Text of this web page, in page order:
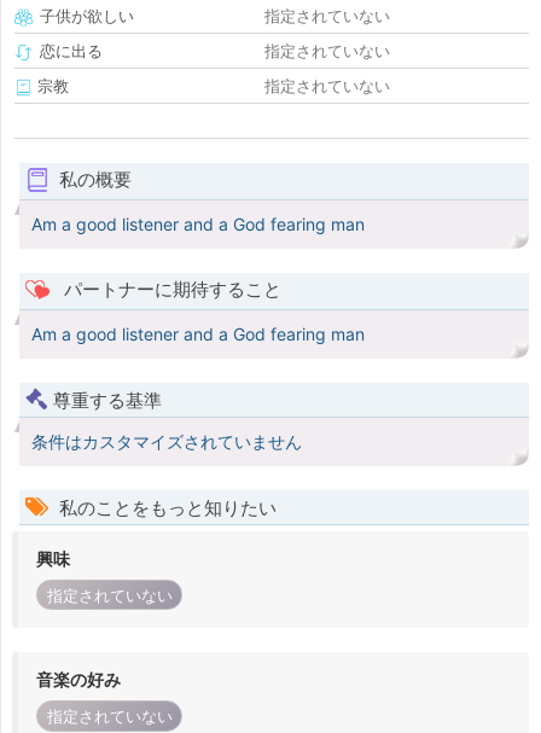
子供が欲しい
指定されていない
恋に出る
指定されていない
宗教
指定されていない
私の概要
Am a good listener and a God fearing man
パートナーに期待すること
Am a good listener and a God fearing man
尊重する基準
条件はカスタマイズされていません
私のことをもっと知りたい
興味
指定されていない
音楽の好み
指定されていない